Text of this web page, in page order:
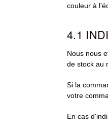
couleur à
4.1
Nous nous
de stock au
Si la
votre
En cas